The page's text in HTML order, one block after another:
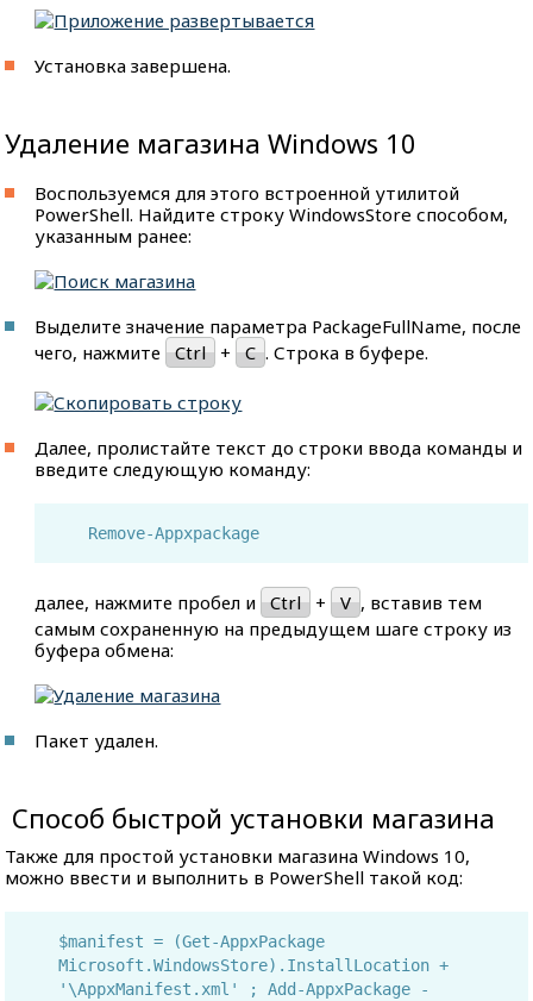
Установка завершена.
Удаление магазина Windows 10
Воспользуемся для этого встроенной утилитой
PowerShell. Найдите строку WindowsStore способом,
указанным ранее:
Выделите значение параметра PackageFullName, после
чего, нажмите
Ctrl + C . Строка в буфере.
Далее, пролистайте текст до строки ввода команды и
введите следующую команду:
Remove-Appxpackage
далее, нажмите пробел и Ctrl + V , вставив тем
самым сохраненную на предыдущем шаге строку из
буфера обмена:
Пакет удален.
Способ быстрой установки магазина
Также для простой установки магазина Windows 10,
можно ввести и выполнить в PowerShell такой код:
$manifest = (Get-AppxPackage
Microsoft.WindowsStore).InstallLocation +
'\AppxManifest.xml' ; Add-AppxPackage -